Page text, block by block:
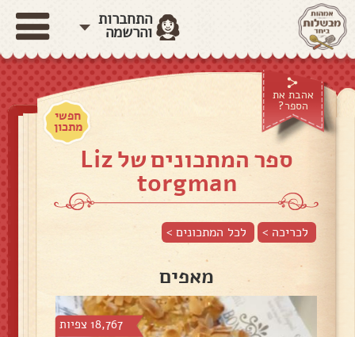
התחברות
והרשמה
אהבת את
הספר?
חפשי
מתכון
ספר המתכונים של Liz
torgman
לכריכה > לכל המתכונים >
מאפים
18,767 צפיות